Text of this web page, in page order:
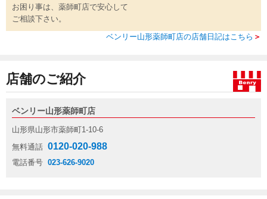
お困り事は、薬師町店で安心して
ご相談下さい。
ベンリー山形薬師町店の店舗日記はこちら ＞
店舗のご紹介
ベンリー山形薬師町店
山形県山形市薬師町1-10-6
無料通話 0120-020-988
電話番号 023-626-9020